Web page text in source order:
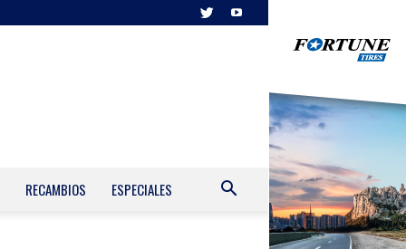
RECAMBIOS ESPECIALES